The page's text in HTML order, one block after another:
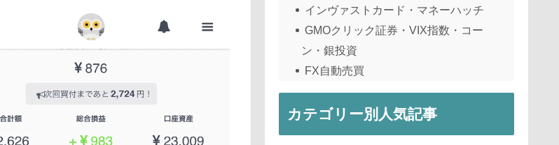
インヴァストカード・マネーハッチ
GMOクリック証券・VIX指数・コー
ン・銀投資
FX自動売買
カテゴリー別人気記事